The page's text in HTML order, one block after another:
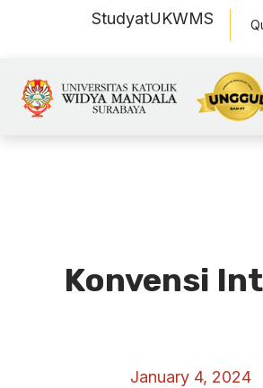
StudyatUKWMS
Konvensi
January 4, 2024